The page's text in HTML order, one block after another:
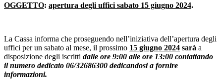
OGGETTO: apertura degli uffici sabato 15 giugno 2024.
La Cassa informa che proseguendo nell’iniziativa dell’apertura degli
uffici per un sabato al mese, il prossimo 15 giugno 2024 sarà a
disposizione degli iscritti dalle ore 9:00 alle ore 13:00 contattando
il numero dedicato 06/32686300 dedicandosi a fornire
informazioni.